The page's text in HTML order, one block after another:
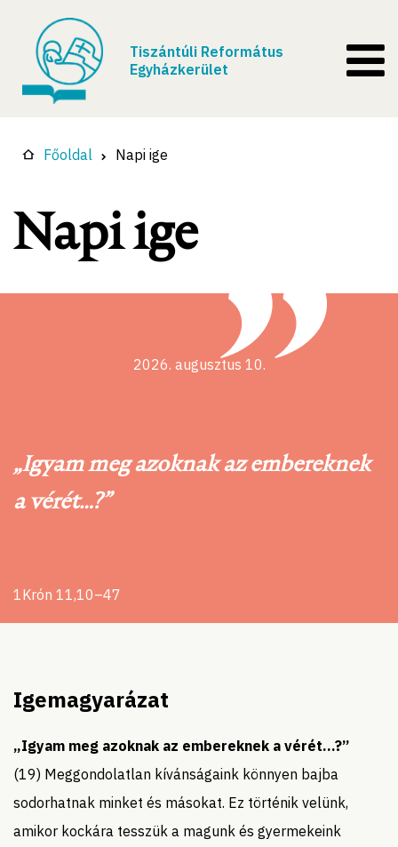
Tiszántúli Református
Egyházkerület
Főoldal Napi ige
Napi ige
2026. augusztus 10.
„Igyam meg azoknak az embereknek
a vérét…?”
1Krón 11,10–47
Igemagyarázat
„Igyam meg azoknak az embereknek a vérét…?”
(19) Meggondolatlan kívánságaink könnyen bajba
sodorhatnak minket és másokat. Ez történik velünk,
amikor kockára tesszük a magunk és gyermekeink